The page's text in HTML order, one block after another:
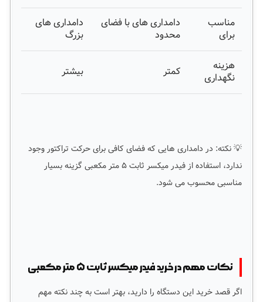
مناسب
برای
دامداری های با فضای
محدود
دامداری های
بزرگ
هزینه
نگهداری
کمتر بیشتر
💡 نکته: در دامداری هایی که فضای کافی برای حرکت تراکتور وجود
ندارد، استفاده از فیدر میکسر ثابت ۵ متر مکعبی گزینه بسیار
مناسبی محسوب می شود.
نکات مهم در خرید فیدر میکسر ثابت ۵ متر مکعبی
اگر قصد خرید این دستگاه را دارید، بهتر است به چند نکته مهم